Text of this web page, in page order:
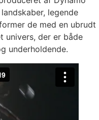
legende
de med en ubrudt
univers, der er både
underholdende.